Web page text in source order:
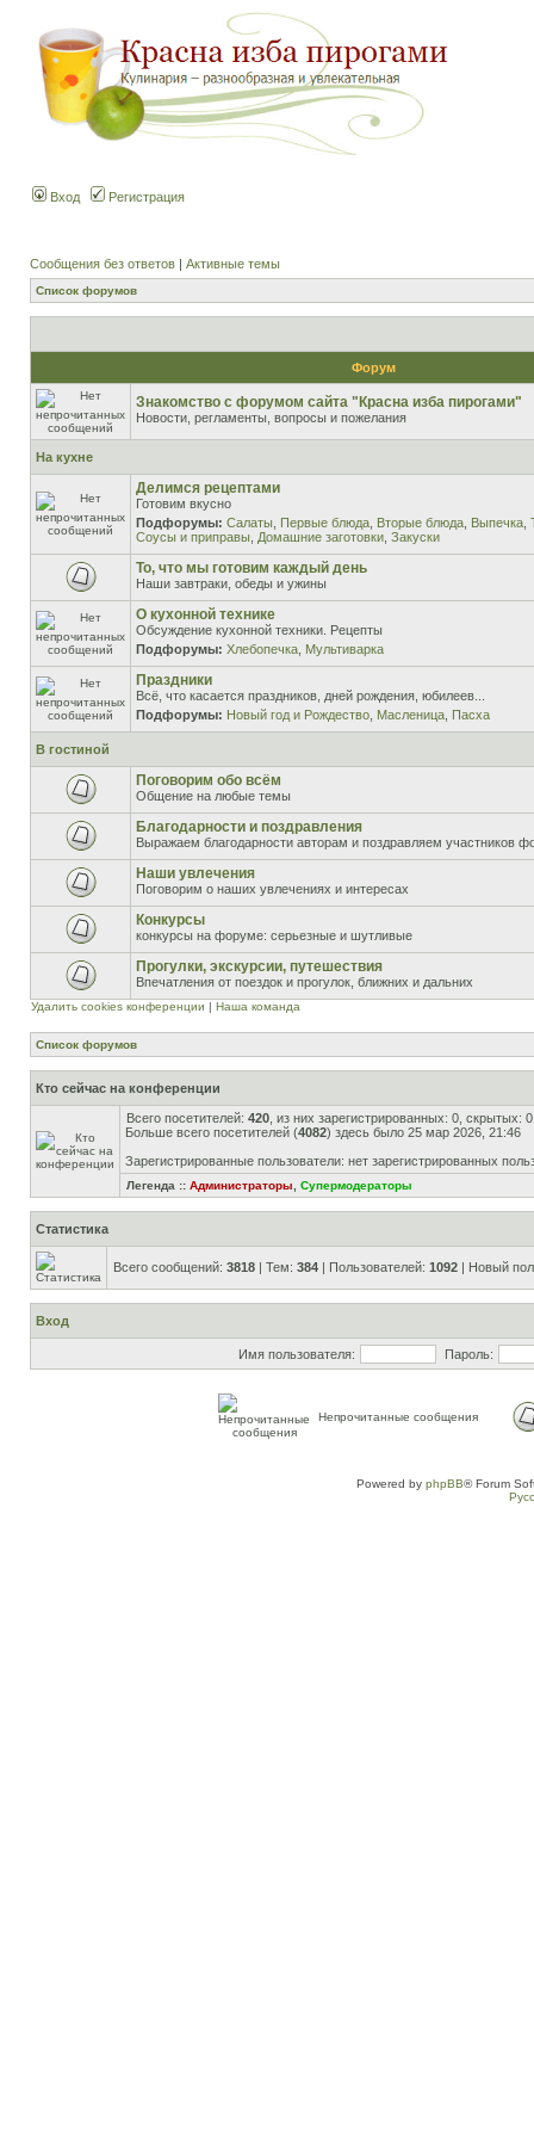
Вход Регистрация
Сообщения без ответов | Активные темы
Список форумов
Форум
Знакомство с форумом сайта "Красна изба пирогами"
Новости, регламенты, вопросы и пожелания
На кухне
Делимся рецептами
Готовим вкусно
Подфорумы: Салаты Первые блюда Вторые блюда Выпечка
Соусы и приправы Домашние заготовки Закуски
То, что мы готовим каждый день
Наши завтраки, обеды и ужины
О кухонной технике
Обсуждение кухонной техники. Рецепты
Подфорумы: Хлебопечка Мультиварка
Праздники
Всё, что касается праздников, дней рождения, юбилеев...
Подфорумы: Новый год и Рождество Масленица Пасха
В гостиной
Поговорим обо всём
Общение на любые темы
Благодарности и поздравления
Выражаем благодарности авторам и поздравляем участников
Наши увлечения
Поговорим о наших увлечениях и интересах
Конкурсы
конкурсы на форуме: серьезные и шутливые
Прогулки, экскурсии, путешествия
Впечатления от поездок и прогулок, ближних и дальних
Удалить cookies конференции | Наша команда
Список форумов
Кто сейчас на конференции
Всего посетителей: 420 , из них зарегистрированных: 0, скрытых:
Больше всего посетителей (4082) здесь было 25 мар 2026, 21:46
Зарегистрированные пользователи: нет зарегистрированных
Легенда :: Администраторы Супермодераторы
Статистика
Всего сообщений: 3818 | Тем: 384 | Пользователей: 1092 | Новый
Вход
Имя пользователя: Пароль:
Непрочитанные сообщения
Powered by phpBB® Forum